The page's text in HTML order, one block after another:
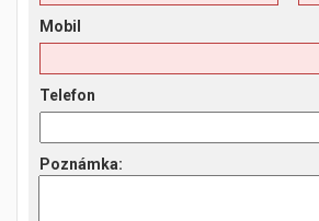
Mobil
Telefon
Poznámka: